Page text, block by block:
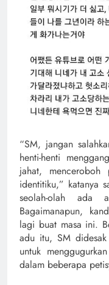
“SM, jangan
henti-henti
jahat,
identitiku,” katanya
seolah-olah ada
Bagaimanapun,
lagi buat masa ini.
adu itu, SM
untuk
dalam beberapa